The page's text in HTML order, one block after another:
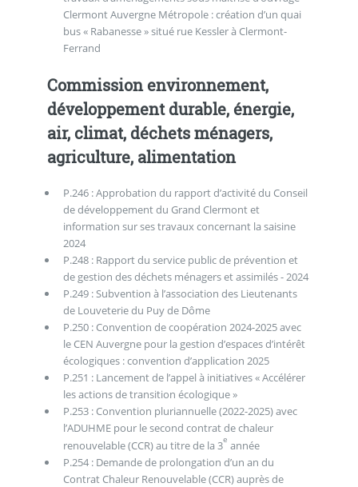
Clermont Auvergne Métropole : création d’un quai
bus « Rabanesse » situé rue Kessler à Clermont-
Ferrand
Commission environnement,
développement durable, énergie,
air, climat, déchets ménagers,
agriculture, alimentation
P.246 : Approbation du rapport d’activité du Conseil
de développement du Grand Clermont et
information sur ses travaux concernant la saisine
2024
P.248 : Rapport du service public de prévention et
de gestion des déchets ménagers et assimilés - 2024
P.249 : Subvention à l’association des Lieutenants
de Louveterie du Puy de Dôme
P.250 : Convention de coopération 2024-2025 avec
le CEN Auvergne pour la gestion d’espaces d’intérêt
écologiques : convention d’application 2025
P.251 : Lancement de l’appel à initiatives « Accélérer
les actions de transition écologique »
P.253 : Convention pluriannuelle (2022-2025) avec
l’ADUHME pour le second contrat de chaleur
renouvelable (CCR) au titre de la 3e année
P.254 : Demande de prolongation d’un an du
Contrat Chaleur Renouvelable (CCR) auprès de